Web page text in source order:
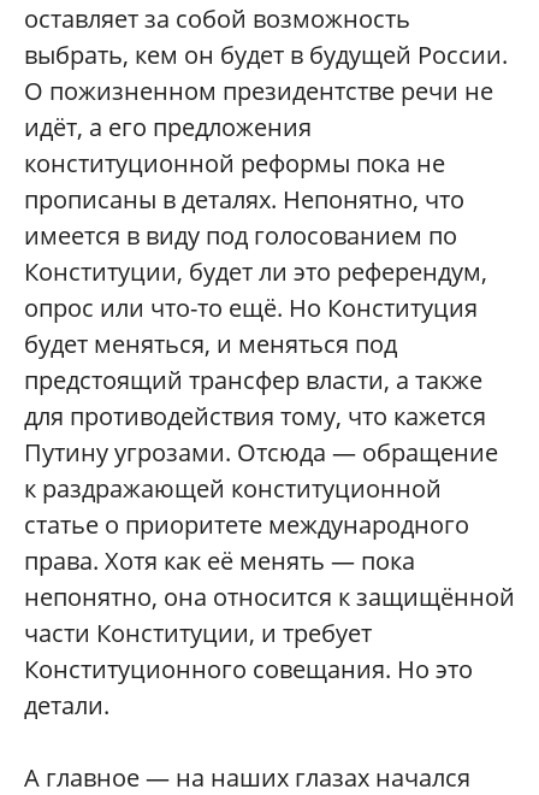
оставляет за собой возможность
выбрать, кем он будет в будущей России.
О пожизненном президентстве речи не
идёт, а его предложения
конституционной реформы пока не
прописаны в деталях. Непонятно, что
имеется в виду под голосованием по
Конституции, будет ли это референдум,
опрос или что-то ещё. Но Конституция
будет меняться, и меняться под
предстоящий трансфер власти, а также
для противодействия тому, что кажется
Путину угрозами. Отсюда — обращение
к раздражающей конституционной
статье о приоритете международного
права. Хотя как её менять — пока
непонятно, она относится к защищённой
части Конституции, и требует
Конституционного совещания. Но это
детали.
А главное — на наших глазах начался